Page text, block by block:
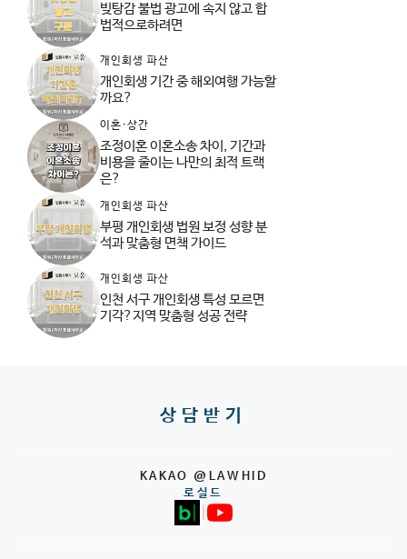
빚탕감 불법 광고에 속지 않고 합
법적으로하려면
개인회생 파산
개인회생 기간 중 해외여행 가능할
까요?
이혼·상간
조정이혼 이혼소송 차이, 기간과
비용을 줄이는 나만의 최적 트랙
은?
개인회생 파산
부평 개인회생 법원 보정 성향 분
석과 맞춤형 면책 가이드
개인회생 파산
인천 서구 개인회생 특성 모르면
기각?지역 맞춤형 성공 전략
상담받기
KAKAO @LAWHID
로실드